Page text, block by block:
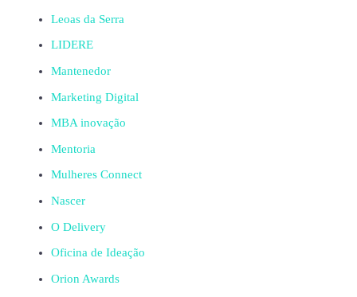
Leoas da Serra
LIDERE
Mantenedor
Marketing Digital
MBA inovação
Mentoria
Mulheres Connect
Nascer
O Delivery
Oficina de Ideação
Orion Awards